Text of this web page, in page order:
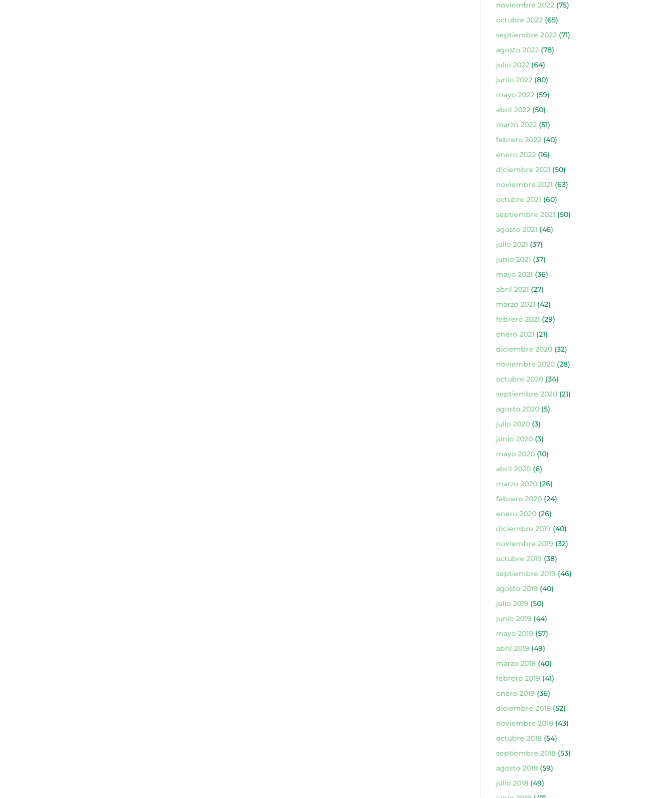
noviembre 2022(75)
octubre 2022(65)
septiembre 2022(71)
agosto 2022(78)
julio 2022(64)
junio 2022(80)
mayo 2022(59)
abril 2022(50)
marzo 2022(51)
febrero 2022(40)
enero 2022(16)
diciembre 2021 (50)
noviembre 2021 (63)
octubre 2021 (60)
septiembre 2021 (50)
agosto 2021 (46)
julio 2021 (37)
junio 2021 (37)
mayo 2021 (36)
abril 2021 (27)
marzo 2021 (42)
febrero 2021 (29)
enero 2021 (21)
diciembre 2020(32)
noviembre 2020(28)
octubre 2020(34)
septiembre 2020(21)
agosto 2020(5)
julio 2020(3)
junio 2020(3)
mayo 2020(10)
abril 2020(6)
marzo 2020(26)
febrero 2020(24)
enero 2020(26)
diciembre 2019 (40)
noviembre 2019 (32)
octubre 2019 (38)
septiembre 2019 (46)
agosto 2019 (40)
julio 2019 (50)
junio 2019 (44)
mayo 2019 (57)
abril 2019 (49)
marzo 2019 (40)
febrero 2019 (41)
enero 2019 (36)
diciembre 2018(52)
noviembre 2018(43)
octubre 2018(54)
septiembre 2018(53)
agosto 2018(59)
julio 2018(49)